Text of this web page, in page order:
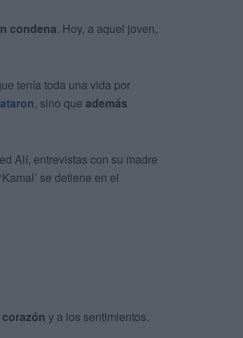
condena. Hoy, a aquel joven,
tenía toda una vida por
, sino que además
Alí, entrevistas con su madre
se detiene en el
y a los sentimientos.